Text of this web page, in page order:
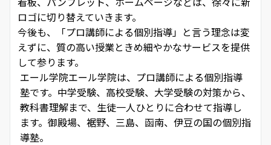
ロゴに切り替えていきます。
今後も、「プロ講師による個別指導」と言う理念は変
えずに、質の高い授業ときめ細やかなサービスを提供
して参ります。
エール学院エール学院は、プロ講師による個別指導
塾です。中学受験、高校受験、大学受験の対策から、
教科書理解まで、生徒一人ひとりに合わせて指導し
ます。御殿場、裾野、三島、函南、伊豆の国の個別指
導塾。